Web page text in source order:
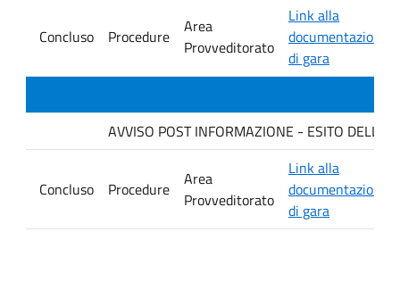
Concluso Procedure
Area
Provveditorato
Link alla
documentazione
di gara
AVVISO POST INFORMAZIONE - ESITO
Concluso Procedure
Area
Provveditorato
Link alla
documentazione
di gara